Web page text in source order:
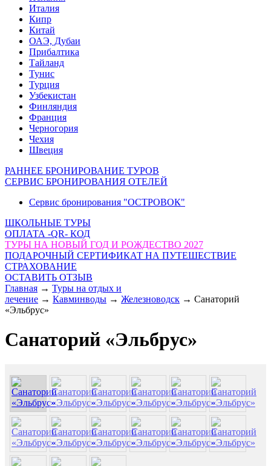
Италия
Кипр
Китай
ОАЭ, Дубаи
Прибалтика
Тайланд
Тунис
Турция
Узбекистан
Финляндия
Франция
Черногория
Чехия
Швеция
РАННЕЕ БРОНИРОВАНИЕ ТУРОВ
СЕРВИС БРОНИРОВАНИЯ ОТЕЛЕЙ
Сервис бронирования "ОСТРОВОК"
ШКОЛЬНЫЕ ТУРЫ
ОПЛАТА -QR- КОД
ТУРЫ НА НОВЫЙ ГОД И РОЖДЕСТВО 2027
ПОДАРОЧНЫЙ СЕРТИФИКАТ НА ПУТЕШЕСТВИЕ
СТРАХОВАНИЕ
ОСТАВИТЬ ОТЗЫВ
Главная → Туры на отдых и
лечение → Кавминводы → Железноводск → Санаторий
«Эльбрус»
Санаторий «Эльбрус»